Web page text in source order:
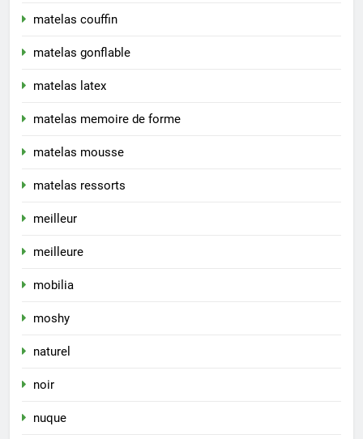
matelas couffin
matelas gonflable
matelas latex
matelas memoire de forme
matelas mousse
matelas ressorts
meilleur
meilleure
mobilia
moshy
naturel
noir
nuque